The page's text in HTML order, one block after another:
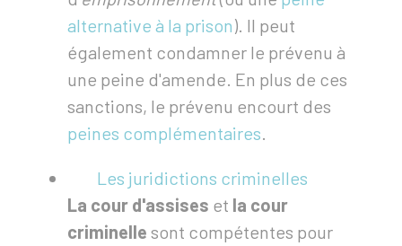
alternative à la prison). Il peut
également condamner le prévenu à
une peine d'amende. En plus de ces
sanctions, le prévenu encourt des
peines complémentaires.
Les juridictions criminelles
La cour d'assises et la cour
criminelle sont compétentes pour